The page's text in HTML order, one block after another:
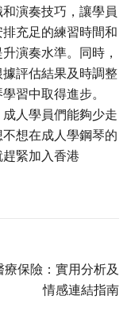
演奏技巧，讓學員
充足的練習時間和
演奏水準。同時，
評估結果及時調整
習中取得進步。
人學員們能夠少走
想在成人學鋼琴的
緊加入香港
療保險：實用分析及
情感連結指南